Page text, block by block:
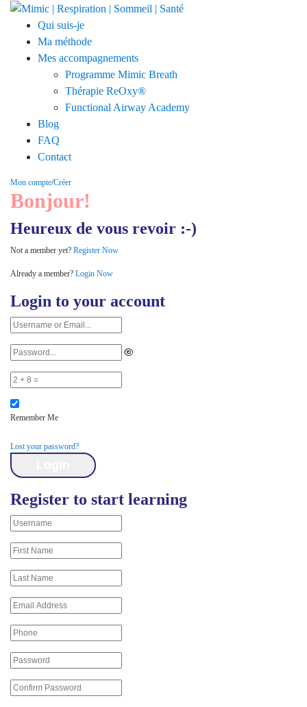
Qui suis-je
Ma méthode
Mes accompagnements
Programme Mimic Breath
Thérapie ReOxy®
Functional Airway Academy
Blog
FAQ
Contact
Mon compte/Créer
Bonjour!
Heureux de vous revoir :-)
Not a member yet? Register Now
Already a member? Login Now
Login to your account
Remember Me
Lost your password?
Register to start learning